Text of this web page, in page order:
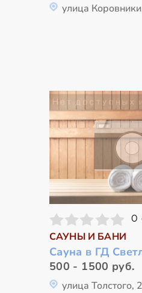
улица
0
САУНЫ И БАНИ
Сауна в ГД
500 - 1500 руб.
улица Толстого,